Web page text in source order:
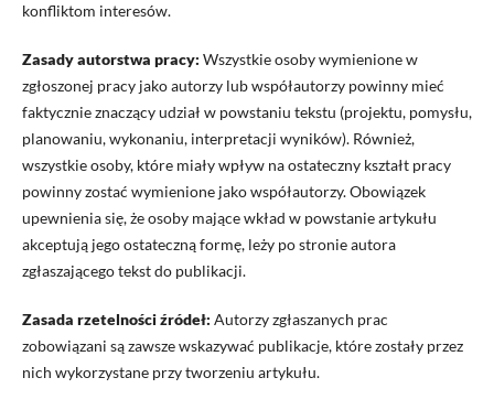
konfliktom interesów.
Zasady autorstwa pracy: Wszystkie osoby wymienione w
zgłoszonej pracy jako autorzy lub współautorzy powinny mieć
faktycznie znaczący udział w powstaniu tekstu (projektu, pomysłu,
planowaniu, wykonaniu, interpretacji wyników). Również,
wszystkie osoby, które miały wpływ na ostateczny kształt pracy
powinny zostać wymienione jako współautorzy. Obowiązek
upewnienia się, że osoby mające wkład w powstanie artykułu
akceptują jego ostateczną formę, leży po stronie autora
zgłaszającego tekst do publikacji.
Zasada rzetelności źródeł: Autorzy zgłaszanych prac
zobowiązani są zawsze wskazywać publikacje, które zostały przez
nich wykorzystane przy tworzeniu artykułu.